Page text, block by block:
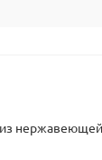
нержавеющей